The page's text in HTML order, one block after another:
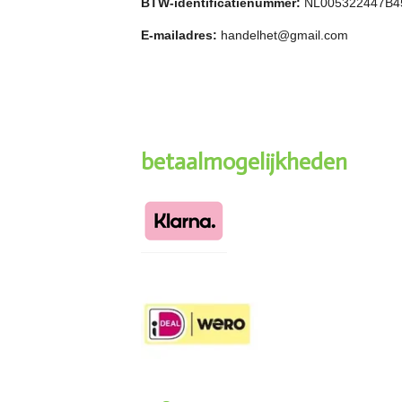
E-mailadres: handelhet@gmail.com
betaalmogelijkheden